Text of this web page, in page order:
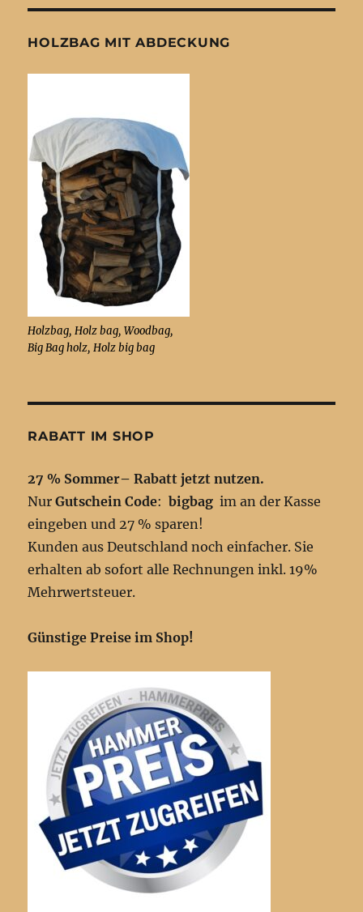
HOLZBAG MIT ABDECKUNG
Holzbag, Holz bag, Woodbag,
Big Bag holz, Holz big bag
RABATT IM SHOP
27 % Sommer– Rabatt jetzt nutzen.
NurGutschein Code:bigbagim an der Kasse
eingeben und 27 % sparen!
Kunden aus Deutschland noch einfacher. Sie
erhalten ab sofort alle Rechnungen inkl. 19%
Mehrwertsteuer.
Günstige Preise im Shop!